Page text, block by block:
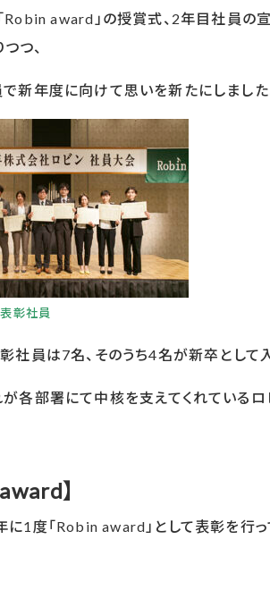
Robin award」の授賞式、2年目社員の
つ、
で新年度に向けて思いを新たにしました
彰社員
社員は7名、そのうち4名が新卒として入
各部署にて中核を支えてくれているロ
】
に1度「Robin award」として表彰を行っ